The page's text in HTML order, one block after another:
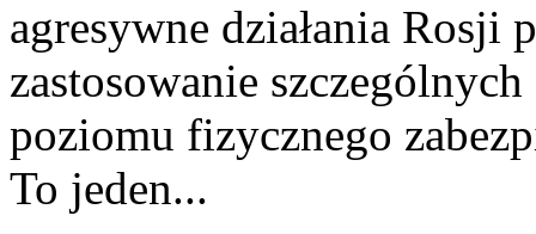
agresywne działania Rosji
zastosowanie
poziomu fizycznego
To jeden...